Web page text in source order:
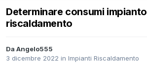
Determinare consumi impianto
riscaldamento
Da Angelo555
3 dicembre 2022 in Impianti Riscaldamento